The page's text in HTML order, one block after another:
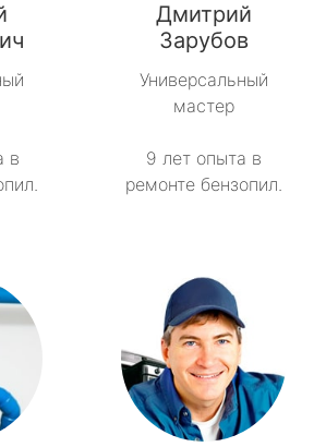
в
Дмитрий
Зарубов
Универсальный
мастер
9 лет опыта в
ремонте бензопил.